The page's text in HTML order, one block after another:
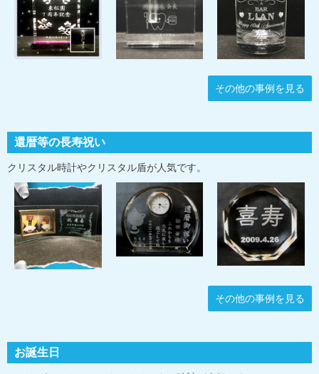
その他の事例を見る
還暦等の長寿祝い
クリスタル時計やクリスタル盾が人気です。
その他の事例を見る
お誕生日